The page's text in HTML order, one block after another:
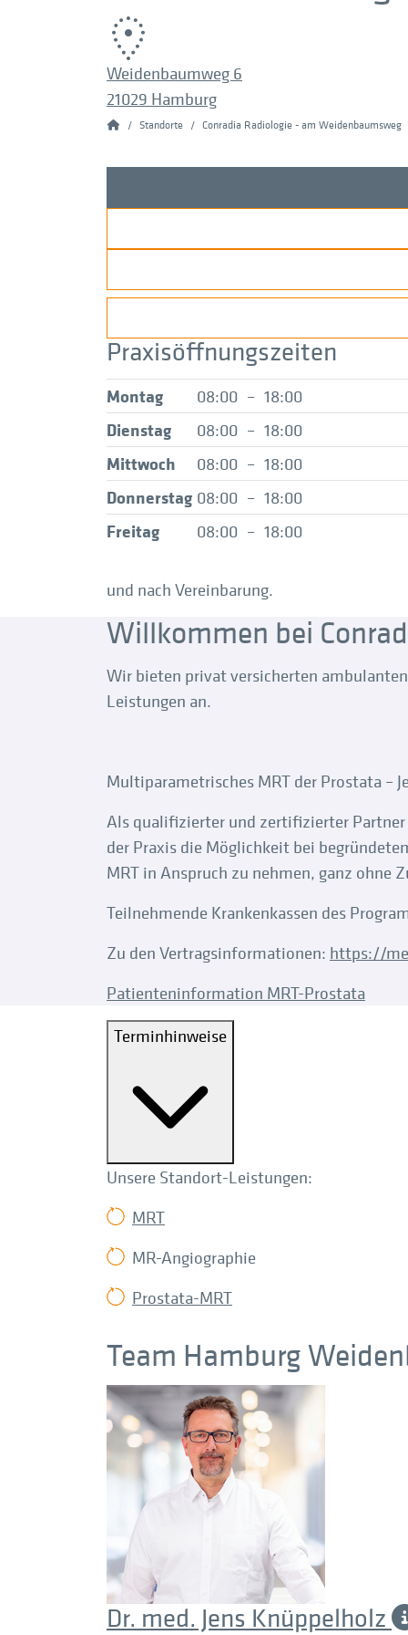
Weidenbaumweg 6
21029 Hamburg
Conradia
Standorte Conradia Radiologie - am Weidenbaumsweg
Praxisöffnungszeiten
Montag 08:00 – 18:00
Dienstag 08:00 – 18:00
Mittwoch 08:00 – 18:00
Donnerstag 08:00 – 18:00
Freitag 08:00 – 18:00
und nach Vereinbarung.
Willkommen bei
Wir bieten privat versicherten
Leistungen an.
Multiparametrisches MRT der Prostata –
Als qualifizierter und zertifizierter Partner
der Praxis die Möglichkeit bei
MRT in Anspruch zu nehmen, ganz ohne
Teilnehmende Krankenkassen des
Zu den Vertragsinformationen: https://
Patienteninformation MRT-Prostata
Terminhinweise
Unsere Standort-Leistungen:
MRT
MR-Angiographie
Prostata-MRT
Team Hamburg
Dr. med. Jens Knüppelholz